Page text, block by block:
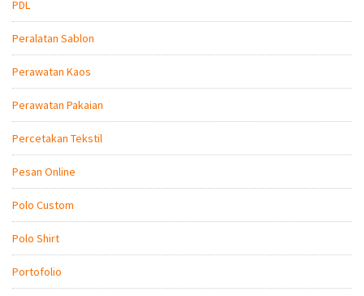
PDL
Peralatan Sablon
Perawatan Kaos
Perawatan Pakaian
Percetakan Tekstil
Pesan Online
Polo Custom
Polo Shirt
Portofolio